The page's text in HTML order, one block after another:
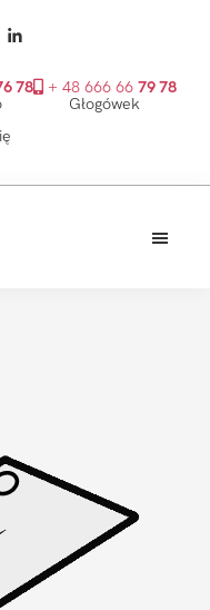
78
+ 48 666 66 79 78
Głogówek